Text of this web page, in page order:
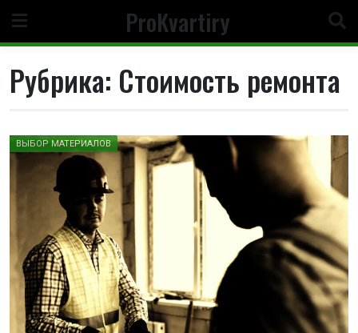
содержимому
ProKvartiry
Рубрика: Стоимость ремонта
ВЫБОР МАТЕРИАЛОВ